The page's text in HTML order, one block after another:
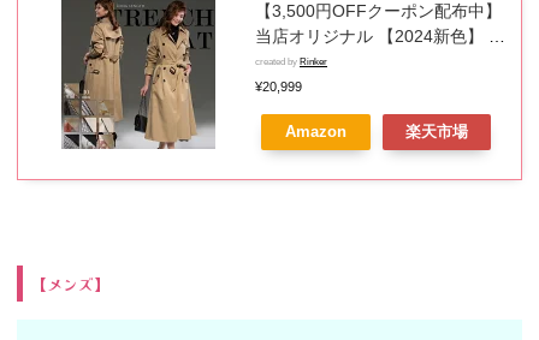
【3,500円OFFクーポン配布中】
当店オリジナル 【2024新色】 ト
レンチコート レディース 七五三
お宮参り アウター ロング ロング
コート 羽織り オールシーズン ビ
ジネス 通勤 きれいめ 大きいサイ
created by Rinker
¥20,999
Amazon 楽天市場
【メンズ】